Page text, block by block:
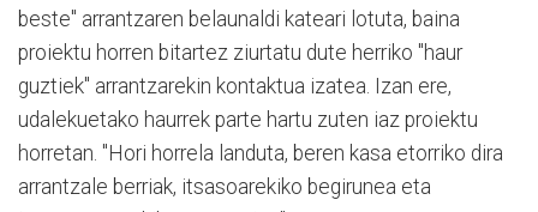
beste" arrantzaren belaunaldi kateari lotuta, baina
proiektu horren bitartez ziurtatu dute herriko "haur
guztiek" arrantzarekin kontaktua izatea. Izan ere,
udalekuetako haurrek parte hartu zuten iaz proiektu
horretan. "Hori horrela landuta, beren kasa etorriko dira
arrantzale berriak, itsasoarekiko begirunea eta